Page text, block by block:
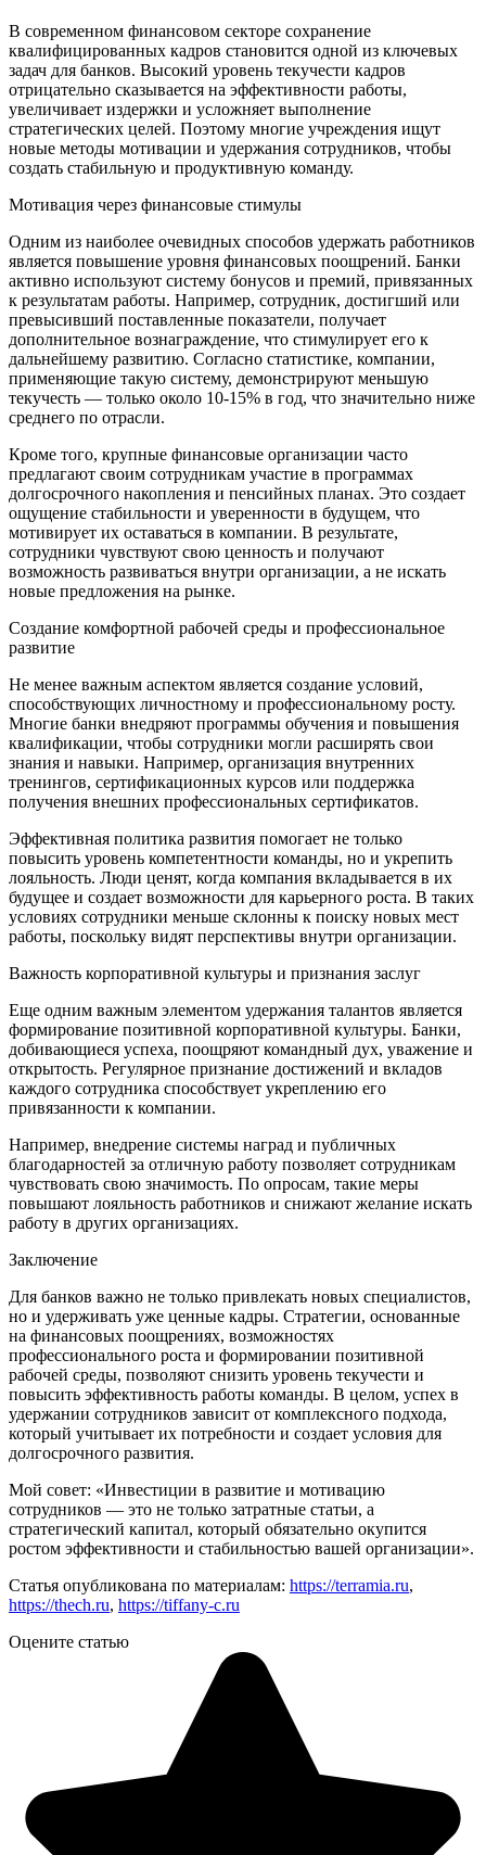
В современном финансовом секторе сохранение
квалифицированных кадров становится одной из ключевых
задач для банков. Высокий уровень текучести кадров
отрицательно сказывается на эффективности работы,
увеличивает издержки и усложняет выполнение
стратегических целей. Поэтому многие учреждения ищут
новые методы мотивации и удержания сотрудников, чтобы
создать стабильную и продуктивную команду.
Мотивация через финансовые стимулы
Одним из наиболее очевидных способов удержать работников
является повышение уровня финансовых поощрений. Банки
активно используют систему бонусов и премий, привязанных
к результатам работы. Например, сотрудник, достигший или
превысивший поставленные показатели, получает
дополнительное вознаграждение, что стимулирует его к
дальнейшему развитию. Согласно статистике, компании,
применяющие такую систему, демонстрируют меньшую
текучесть — только около 10-15% в год, что значительно ниже
среднего по отрасли.
Кроме того, крупные финансовые организации часто
предлагают своим сотрудникам участие в программах
долгосрочного накопления и пенсийных планах. Это создает
ощущение стабильности и уверенности в будущем, что
мотивирует их оставаться в компании. В результате,
сотрудники чувствуют свою ценность и получают
возможность развиваться внутри организации, а не искать
новые предложения на рынке.
Создание комфортной рабочей среды и профессиональное
развитие
Не менее важным аспектом является создание условий,
способствующих личностному и профессиональному росту.
Многие банки внедряют программы обучения и повышения
квалификации, чтобы сотрудники могли расширять свои
знания и навыки. Например, организация внутренних
тренингов, сертификационных курсов или поддержка
получения внешних профессиональных сертификатов.
Эффективная политика развития помогает не только
повысить уровень компетентности команды, но и укрепить
лояльность. Люди ценят, когда компания вкладывается в их
будущее и создает возможности для карьерного роста. В таких
условиях сотрудники меньше склонны к поиску новых мест
работы, поскольку видят перспективы внутри организации.
Важность корпоративной культуры и признания заслуг
Еще одним важным элементом удержания талантов является
формирование позитивной корпоративной культуры. Банки,
добивающиеся успеха, поощряют командный дух, уважение и
открытость. Регулярное признание достижений и вкладов
каждого сотрудника способствует укреплению его
привязанности к компании.
Например, внедрение системы наград и публичных
благодарностей за отличную работу позволяет сотрудникам
чувствовать свою значимость. По опросам, такие меры
повышают лояльность работников и снижают желание искать
работу в других организациях.
Заключение
Для банков важно не только привлекать новых специалистов,
но и удерживать уже ценные кадры. Стратегии, основанные
на финансовых поощрениях, возможностях
профессионального роста и формировании позитивной
рабочей среды, позволяют снизить уровень текучести и
повысить эффективность работы команды. В целом, успех в
удержании сотрудников зависит от комплексного подхода,
который учитывает их потребности и создает условия для
долгосрочного развития.
Мой совет: «Инвестиции в развитие и мотивацию
сотрудников — это не только затратные статьи, а
стратегический капитал, который обязательно окупится
ростом эффективности и стабильностью вашей организации».
Статья опубликована по материалам: https://terramia.ru,
https://thech.ru, https://tiffany-c.ru
Оцените статью